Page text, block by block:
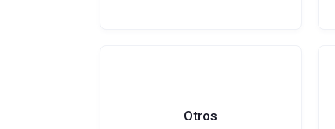
Otros